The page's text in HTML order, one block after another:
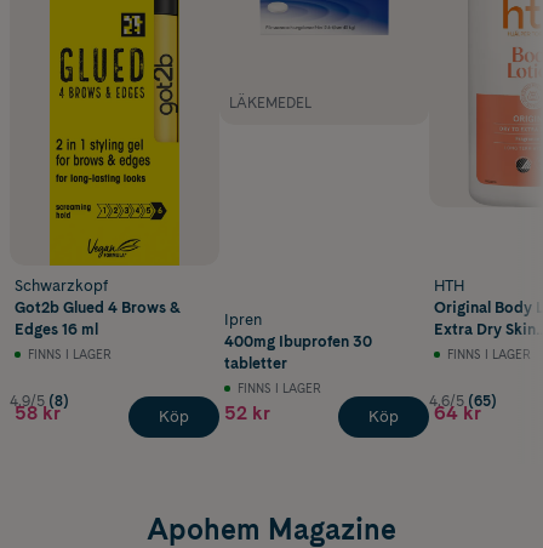
Schwarzkopf
Got2b Glued 4 Brows &
Edges 16 ml
FINNS I LAGER
4.9/5 (8)
58 kr Köp
LÄKEMEDEL
Ipren
400mg Ibuprofen 30
tabletter
FINNS I LAGER
52 kr Köp
HTH
Original Body
Extra Dry Skin
Oparfymerad
FINNS I LAGER
4.6/5 (65)
64 kr
Apohem Magazine